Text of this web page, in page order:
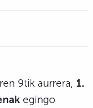
9tik aurrera, 1.
egingo